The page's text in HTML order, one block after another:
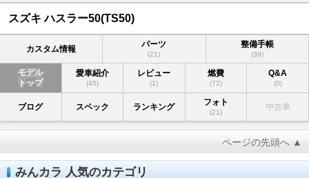
スズキ ハスラー50(TS50)
カスタム情報 パーツ
(21)
整備手帳
(39)
モデル
トップ
愛車紹介
(45)
レビュー
(1)
燃費
(72)
Q&A
(0)
ブログ スペック ランキング フォト
(21)
中古車
ページの先頭へ ▲
みんカラ 人気のカテゴリ